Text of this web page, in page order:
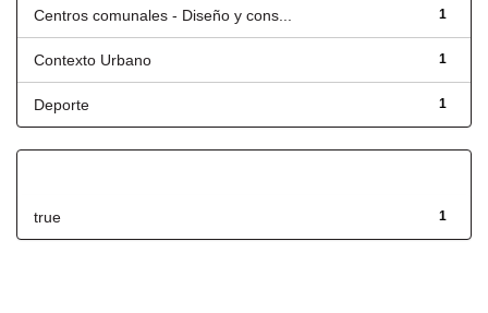
1
Centros comunales - Diseño y cons...
1
Contexto Urbano
1
Deporte
1
true